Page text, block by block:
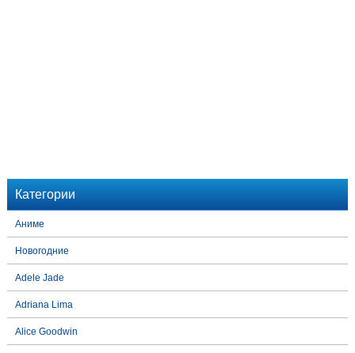
Категории
Аниме
Новогодние
Adele Jade
Adriana Lima
Alice Goodwin